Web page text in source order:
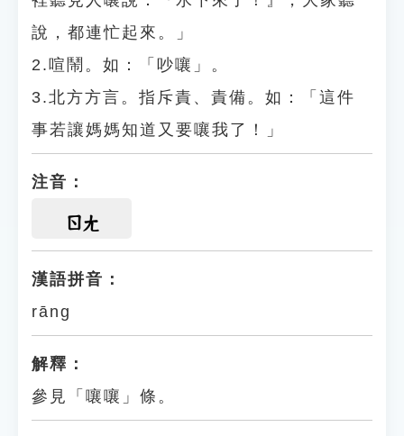
說，都連忙起來。」
2.喧鬧。如：「吵嚷」。
3.北方方言。指斥責、責備。如：「這件
事若讓媽媽知道又要嚷我了！」
注音：
ㄖㄤ
漢語拼音：
rāng
解釋：
參見「嚷嚷」條。